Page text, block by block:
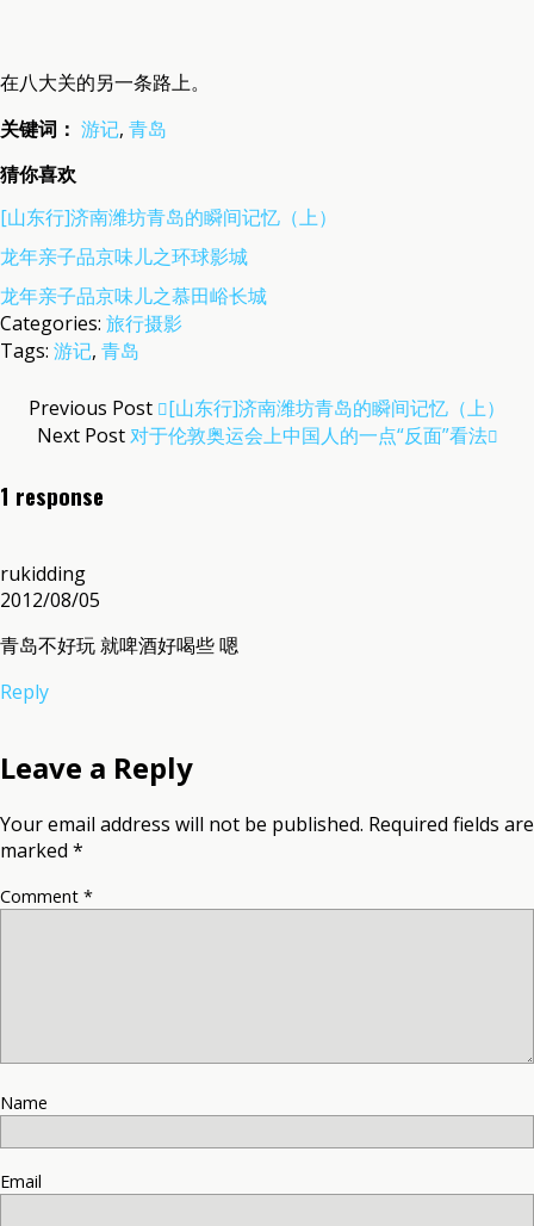
在八大关的另一条路上。
关键词： 游记, 青岛
猜你喜欢
[山东行]济南潍坊青岛的瞬间记忆（上）
龙年亲子品京味儿之环球影城
龙年亲子品京味儿之慕田峪长城
Categories: 旅行摄影
Tags: 游记, 青岛
Previous Post
[山东行]济南潍坊青岛的瞬间记忆（上）
Next Post对于伦敦奥运会上中国人的一点“反面”看法
1 response
rukidding
2012/08/05
青岛不好玩 就啤酒好喝些 嗯
Reply
Leave a Reply
Your email address will not be published. Required fields are
marked *
Comment *
Name
Email